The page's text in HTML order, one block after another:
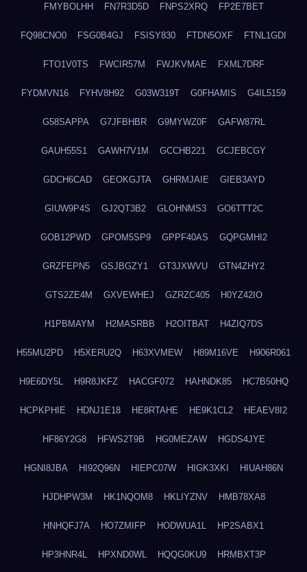
FMYBOLHH FN7R3D5D FNPS2XRQ FP2E7BET
FQ98CNO0 FSG0B4GJ FSISY830 FTDN5OXF FTNL1GDI
FTO1V0TS FWCIR57M FWJKVMAE FXML7DRF
FYDMVN16 FYHV8H92 G03W319T G0FHAMIS G4IL5159
G58SAPPA G7JFBHBR G9MYWZ0F GAFW87RL
GAUH55S1 GAWH7V1M GCCHB221 GCJEBCGY
GDCH6CAD GEOKGJTA GHRMJAIE GIEB3AYD
GIUW9P4S GJ2QT3B2 GLOHNMS3 GO6TTT2C
GOB12PWD GPOM5SP9 GPPF40AS GQPGMHI2
GRZFEPN5 GSJBGZY1 GT3JXWVU GTN4ZHY2
GTS2ZE4M GXVEWHEJ GZRZC405 H0YZ42IO
H1PBMAYM H2MASRBB H2OITBAT H4ZIQ7DS
H55MU2PD H5XERU2Q H63XVMEW H89M16VE H906R061
H9E6DY5L H9R8JKFZ HACGF072 HAHNDK85 HC7B50HQ
HCPKPHIE HDNJ1E18 HE8RTAHE HE9K1CL2 HEAEV8I2
HF86Y2G8 HFWS2T9B HG0MEZAW HGDS4JYE
HGNI8JBA HI92Q96N HIEPC07W HIGK3XKI HIUAH86N
HJDHPW3M HK1NQOM8 HKLIYZNV HMB78XA8
HNHQFJ7A HO7ZMIFP HODWUA1L HP2SABX1
HP3HNR4L HPXND0WL HQQG0KU9 HRMBXT3P